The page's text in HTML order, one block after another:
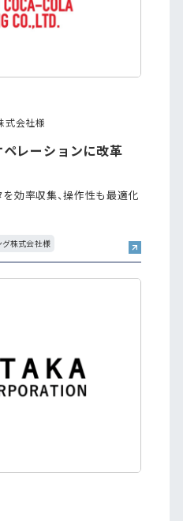
式会社様
レーションに改革
効率収集、操作性も最適化
グ株式会社様